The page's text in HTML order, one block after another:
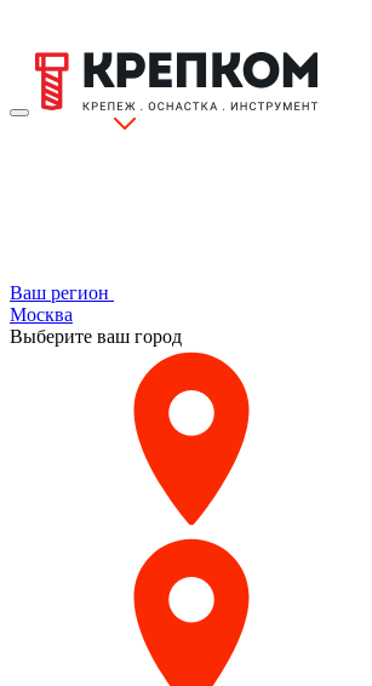
Ваш регион
Москва
Выберите ваш город